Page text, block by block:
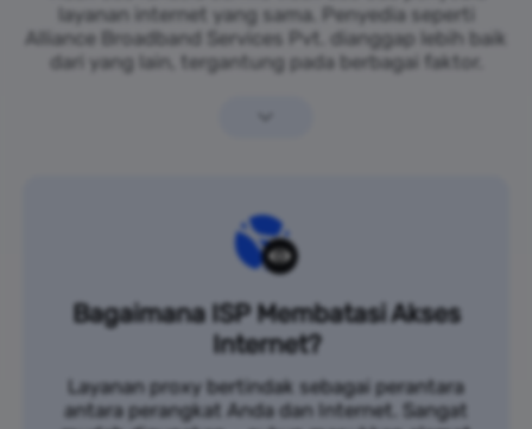
layanan internet yang sama. Penyedia seperti
Alliance Broadband Services Pvt. dianggap lebih baik
dari yang lain, tergantung pada berbagai faktor.
Bagaimana ISP Membatasi Akses
Internet?
Layanan proxy bertindak sebagai perantara
antara perangkat Anda dan Internet. Sangat